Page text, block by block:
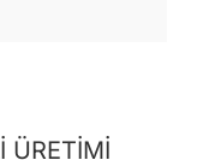
ÜRETİMİ